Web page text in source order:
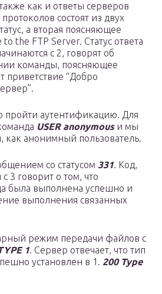
как и ответы серверов
состоят из двух
а вторая поясняющее
the FTP Server. Статус ответа
с 2, говорят об
команды, поясняющее
приветствие “Добро
пройти аутентификацию. Для
USER anonymousи мы
как анонимный пользователь.
со статусом 331. Код,
3 говорит о том, что
была выполнена успешно и
выполнения связанных
режим передачи файлов с
1. Сервер отвечает, что тип
установлен в 1. 200 Type